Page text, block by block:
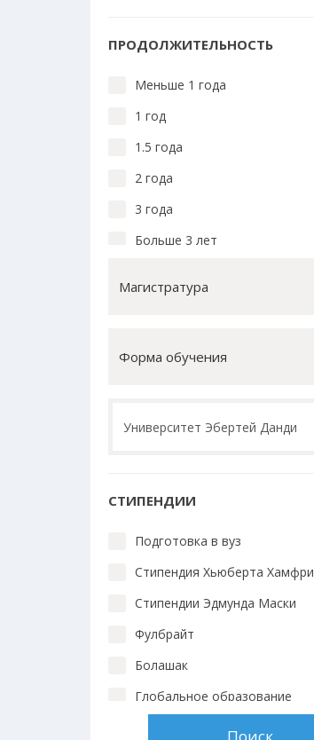
ПРОДОЛЖИТЕЛЬНОСТЬ
Меньше 1 года
1 год
1.5 года
2 года
3 года
Больше 3 лет
Магистратура
Форма обучения
СТИПЕНДИИ
Подготовка в вуз
Стипендия Хьюберта Хамфри
Стипендии Эдмунда Маски
Фулбрайт
Болашак
Глобальное образование